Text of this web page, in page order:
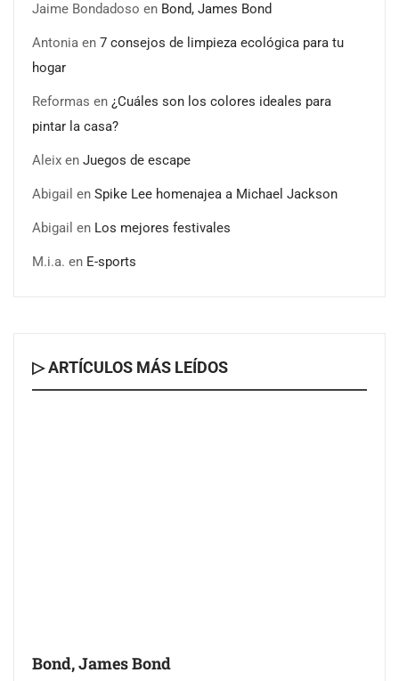
Jaime Bondadoso en Bond, James Bond
Antonia en 7 consejos de limpieza ecológica para tu
hogar
Reformas en ¿Cuáles son los colores ideales para
pintar la casa?
Aleix en Juegos de escape
Abigail en Spike Lee homenajea a Michael Jackson
Abigail en Los mejores festivales
M.i.a. en E-sports
▷ ARTÍCULOS MÁS LEÍDOS
Bond, James Bond